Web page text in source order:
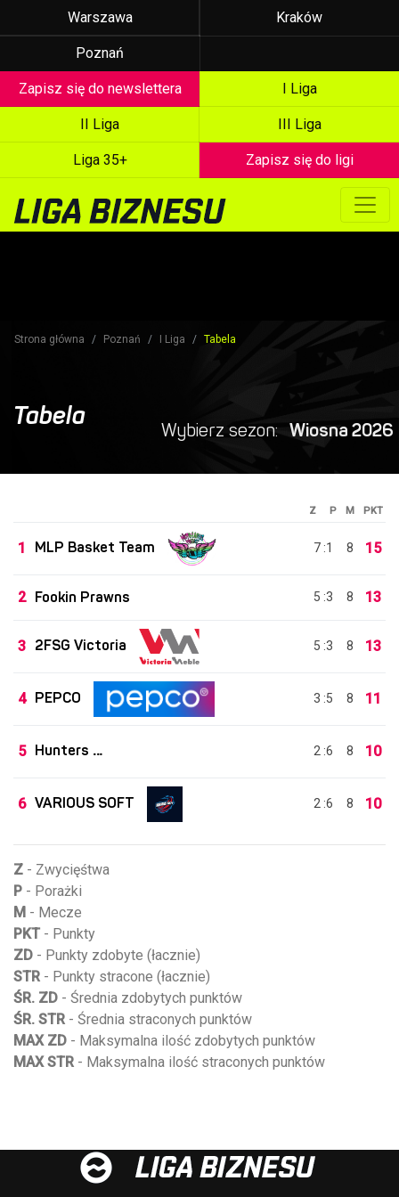
Warszawa Kraków
Poznań
Zapisz się do newslettera I Liga
II Liga III Liga
Liga 35+ Zapisz się do ligi
Strona główna Poznań I Liga Tabela
Tabela Wybierz sezon: Wiosna 2026
Z P M PKT
1 MLP Basket Team 7 :1 8 15
2 Fookin Prawns 5 :3 8 13
3 2FSG Victoria 5 :3 8 13
4 PEPCO 3 :5 8 11
5 Hunters 2 :6 8 10
6 VARIOUS SOFT 2 :6 8 10
Z - Zwycięśtwa
P - Porażki
M - Mecze
PKT - Punkty
ZD - Punkty zdobyte (łacznie)
STR - Punkty stracone (łacznie)
ŚR. ZD - Średnia zdobytych punktów
ŚR. STR - Średnia straconych punktów
MAX ZD - Maksymalna ilość zdobytych punktów
MAX STR - Maksymalna ilość straconych punktów